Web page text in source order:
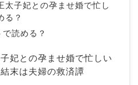
太子妃との孕ませ婚で忙し
る？
読める？
妃との孕ませ婚で忙しい
末は夫婦の救済譚